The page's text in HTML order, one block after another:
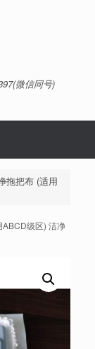
微信同号)
拖把布 (适用
级区) 洁净